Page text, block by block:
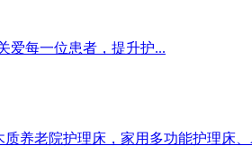
爱每一位患者，提升护...
养老院护理床，家用多功能护理床